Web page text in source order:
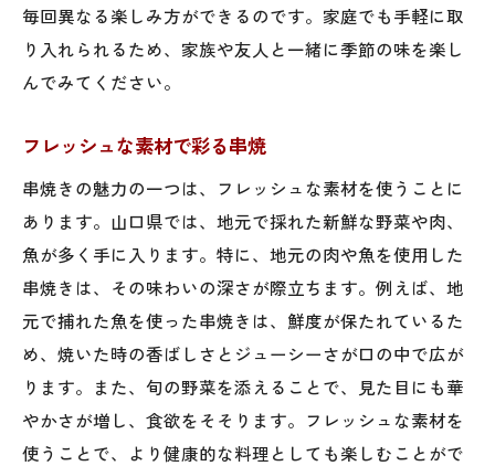
毎回異なる楽しみ方ができるのです。家庭でも手軽に取
り入れられるため、家族や友人と一緒に季節の味を楽し
んでみてください。
フレッシュな素材で彩る串焼
串焼きの魅力の一つは、フレッシュな素材を使うことに
あります。山口県では、地元で採れた新鮮な野菜や肉、
魚が多く手に入ります。特に、地元の肉や魚を使用した
串焼きは、その味わいの深さが際立ちます。例えば、地
元で捕れた魚を使った串焼きは、鮮度が保たれているた
め、焼いた時の香ばしさとジューシーさが口の中で広が
ります。また、旬の野菜を添えることで、見た目にも華
やかさが増し、食欲をそそります。フレッシュな素材を
使うことで、より健康的な料理としても楽しむことがで